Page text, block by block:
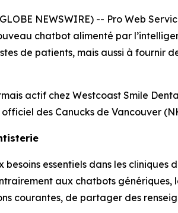
NEWSWIRE) -- Pro Web
chatbot alimenté par
de patients, mais aussi à fournir
actif chez Westcoast Smile
des Canucks de Vancouver
essentiels dans les
aux chatbots
courantes, de partager des